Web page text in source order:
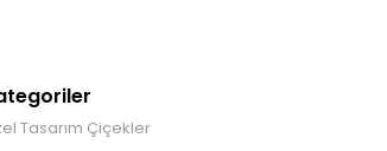
Tasarım Çiçekler